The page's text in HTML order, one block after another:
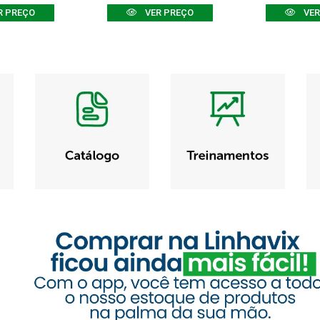
PREÇO VER PREÇO